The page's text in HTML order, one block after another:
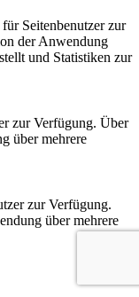
Seitenbenutzer zur
der Anwendung
und Statistiken zur
zur Verfügung. Über
über mehrere
zur Verfügung.
über mehrere